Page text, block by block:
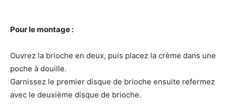
Pour le montage :
Ouvrez la brioche en deux, puis placez la crème dans une
poche à douille.
Garnissez le premier disque de brioche ensuite refermez
avec le deuxième disque de brioche.